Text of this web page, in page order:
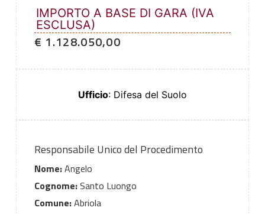
IMPORTO A BASE DI GARA (IVA
ESCLUSA)
€ 1.128.050,00
Ufficio: Difesa del Suolo
Responsabile Unico del Procedimento
Nome:Angelo
Cognome:Santo Luongo
Comune:Abriola